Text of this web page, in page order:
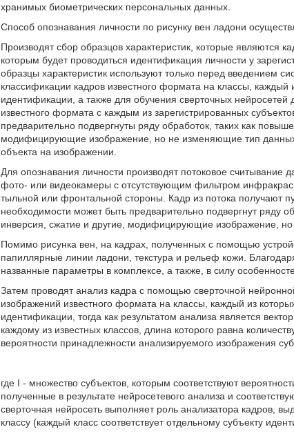
хранимых биометрических персональных данных.
Способ опознавания личности по рисунку вен ладони
Производят сбор образцов характеристик, которые являются
которым будет проводиться идентификация личности у
образцы характеристик используют только перед введением
классификации кадров известного формата на классы, каждый
идентификации, а также для обучения сверточных нейросетей
известного формата с каждым из зарегистрированных
предварительно подвергнуты ряду обработок, таких как
модифицирующие изображение, но не изменяющие тип
объекта на изображении.
Для опознавания личности производят потоковое
фото- или видеокамеры с отсутствующим фильтром
тыльной или фронтальной стороны. Кадр из потока получают
необходимости может быть предварительно подвергнут ряду
инверсия, сжатие и другие, модифицирующие изображение,
Помимо рисунка вен, на кадрах, полученных с помощью
папиллярные линии ладони, текстура и рельеф кожи.
названные параметры в комплексе, а также, в силу
Затем проводят анализ кадра с помощью сверточной
изображений известного формата на классы, каждый из
идентификации, тогда как результатом анализа является
каждому из известных классов, длина которого равна
вероятности принадлежности анализируемого изображения
где I - множество субъектов, которым соответствуют
полученные в результате нейросетевого анализа и
сверточная нейросеть выполняет роль анализатора кадров,
классу (каждый класс соответствует отдельному субъекту